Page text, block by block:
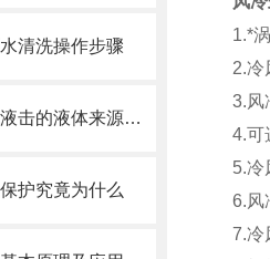
清洗操作步骤
冷水机能引起压缩机液击的液体来源之一
护究竟为什么
1.*
2.冷
3.风
4.可
5.冷
6.风
7.冷